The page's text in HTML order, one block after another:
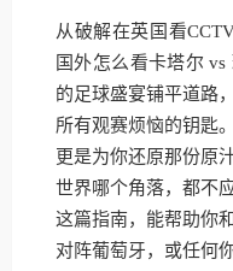
从破解在英国看
国外怎么看卡塔尔
的足球盛宴铺平道路
所有观赛烦恼的钥匙
更是为你还原那份原
世界哪个角落，都不
这篇指南，能帮助你
对阵葡萄牙，或任何